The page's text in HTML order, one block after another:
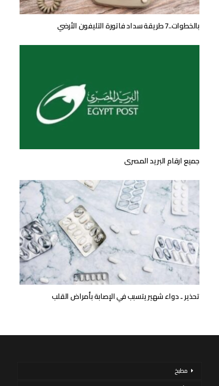
بالخطوات..7 طريقة سداد فاتورة التليفون الأرضي
جميع ارقام البريد المصرى
تحذير .. دواء شهير يتسبب في الإصابة بأمراض القلب
مطبخ